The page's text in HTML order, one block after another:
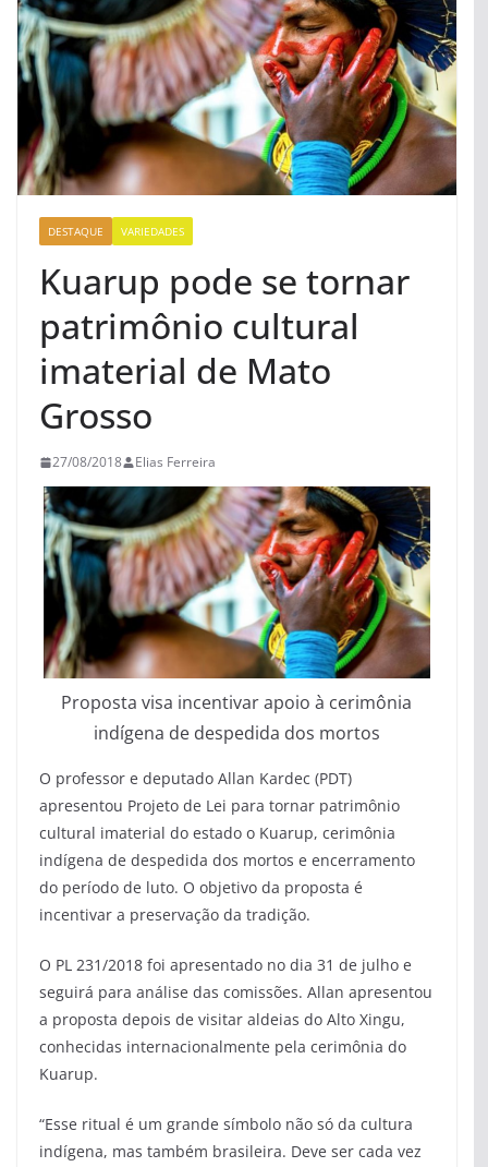
DESTAQUE VARIEDADES
Kuarup pode se tornar
patrimônio cultural
imaterial de Mato
Grosso
27/08/2018 Elias Ferreira
Proposta visa incentivar apoio à cerimônia
indígena de despedida dos mortos
O professor e deputado Allan Kardec (PDT)
apresentou Projeto de Lei para tornar patrimônio
cultural imaterial do estado o Kuarup, cerimônia
indígena de despedida dos mortos e encerramento
do período de luto. O objetivo da proposta é
incentivar a preservação da tradição.
O PL 231/2018 foi apresentado no dia 31 de julho e
seguirá para análise das comissões. Allan apresentou
a proposta depois de visitar aldeias do Alto Xingu,
conhecidas internacionalmente pela cerimônia do
Kuarup.
“Esse ritual é um grande símbolo não só da cultura
indígena, mas também brasileira. Deve ser cada vez